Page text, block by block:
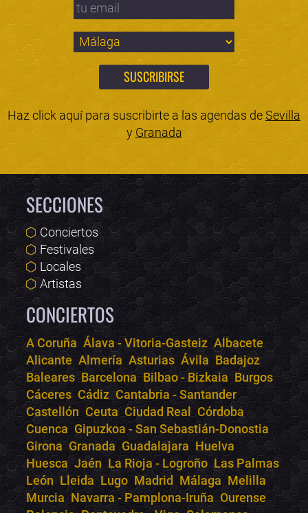
Haz click aquí para suscribirte a las agendas deSevilla
y Granada
SECCIONES
Conciertos
Festivales
Locales
Artistas
CONCIERTOS
A Coruña Álava - Vitoria-Gasteiz Albacete
Alicante Almería Asturias Ávila Badajoz
Baleares Barcelona Bilbao - Bizkaia Burgos
Cáceres Cádiz Cantabria - Santander
Castellón Ceuta Ciudad Real Córdoba
Cuenca Gipuzkoa - San Sebastián-Donostia
Girona Granada Guadalajara Huelva
Huesca Jaén La Rioja - Logroño Las Palmas
León Lleida Lugo Madrid Málaga Melilla
Murcia Navarra - Pamplona-Iruña Ourense
Bololoco · conciertos.club
Online · Te ayudo a encontrar conciertos